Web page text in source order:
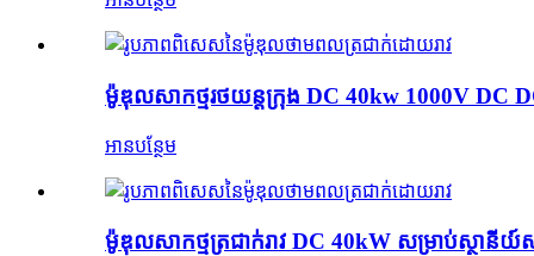
ម៉ូឌុលសាកថ្មរថយន្តក្រុង DC 40kw 1000V DC
អានបន្ថែម
ម៉ូឌុលសាកថ្មត្រជាក់រាវ DC 40kW សម្រាប់ស្ថានី